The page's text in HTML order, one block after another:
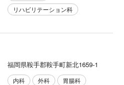
リハビリテーション科
福岡県鞍手郡鞍手町新北1659-1
内科 外科
胃腸科